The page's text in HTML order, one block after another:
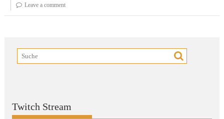
Leave a comment
Twitch Stream